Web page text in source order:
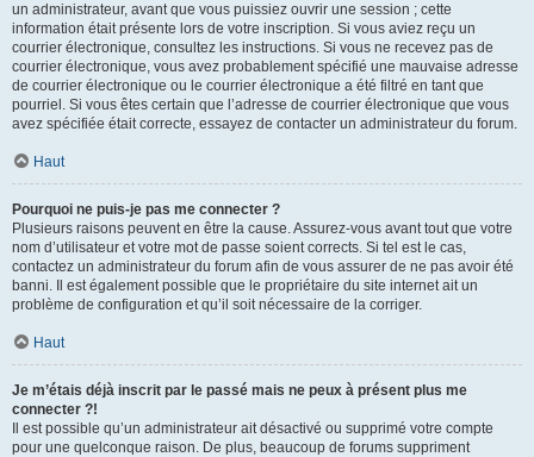
un administrateur, avant que vous puissiez ouvrir une session ; cette
information était présente lors de votre inscription. Si vous aviez reçu un
courrier électronique, consultez les instructions. Si vous ne recevez pas de
courrier électronique, vous avez probablement spécifié une mauvaise adresse
de courrier électronique ou le courrier électronique a été filtré en tant que
pourriel. Si vous êtes certain que l’adresse de courrier électronique que vous
avez spécifiée était correcte, essayez de contacter un administrateur du forum.
Haut
Pourquoi ne puis-je pas me connecter ?
Plusieurs raisons peuvent en être la cause. Assurez-vous avant tout que votre
nom d’utilisateur et votre mot de passe soient corrects. Si tel est le cas,
contactez un administrateur du forum afin de vous assurer de ne pas avoir été
banni. Il est également possible que le propriétaire du site internet ait un
problème de configuration et qu’il soit nécessaire de la corriger.
Haut
Je m’étais déjà inscrit par le passé mais ne peux à présent plus me
connecter ?!
Il est possible qu’un administrateur ait désactivé ou supprimé votre compte
pour une quelconque raison. De plus, beaucoup de forums suppriment